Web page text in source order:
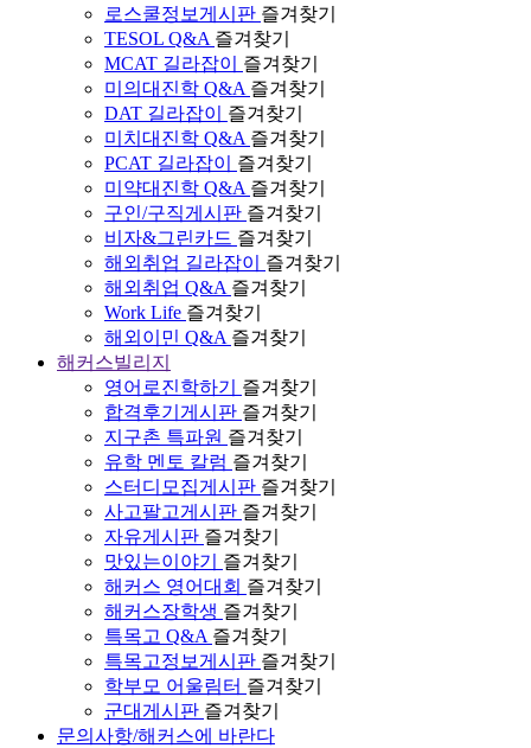
로스쿨정보게시판 즐겨찾기
TESOL Q&A 즐겨찾기
MCAT 길라잡이
즐겨찾기
미의대진학 Q&A 즐겨찾기
DAT 길라잡이
즐겨찾기
미치대진학 Q&A 즐겨찾기
PCAT 길라잡이
즐겨찾기
미약대진학 Q&A 즐겨찾기
구인/구직게시판 즐겨찾기
비자&그린카드 즐겨찾기
해외취업 길라잡이
즐겨찾기
해외취업 Q&A 즐겨찾기
Work Life 즐겨찾기
해외이민 Q&A 즐겨찾기
해커스빌리지
영어로진학하기
즐겨찾기
합격후기게시판 즐겨찾기
지구촌 특파원 즐겨찾기
유학 멘토 칼럼 즐겨찾기
스터디모집게시판 즐겨찾기
사고팔고게시판 즐겨찾기
자유게시판 즐겨찾기
맛있는이야기
즐겨찾기
해커스 영어대회 즐겨찾기
해커스장학생 즐겨찾기
특목고 Q&A 즐겨찾기
특목고정보게시판 즐겨찾기
학부모 어울림터 즐겨찾기
군대게시판 즐겨찾기
문의사항/해커스에 바란다